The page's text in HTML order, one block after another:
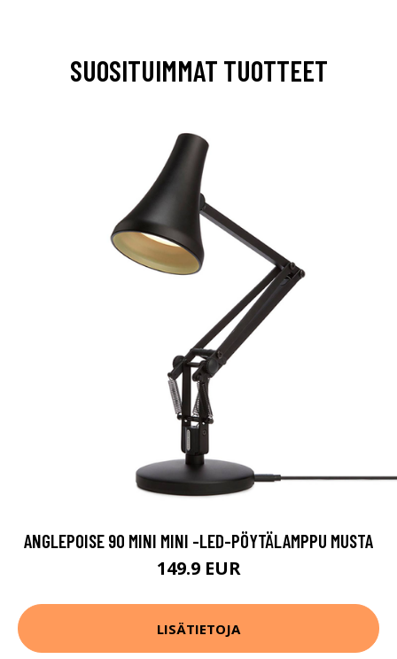
SUOSITUIMMAT TUOTTEET
ANGLEPOISE 90 MINI MINI -LED-PÖYTÄLAMPPU MUSTA
149.9 EUR
LISÄTIETOJA